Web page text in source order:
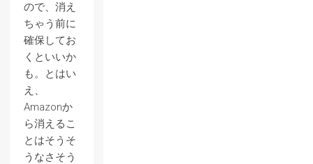
ので、消え
ちゃう前に
確保してお
くといいか
も。とはい
え、
Amazonか
ら消えるこ
とはそうそ
うなさそう